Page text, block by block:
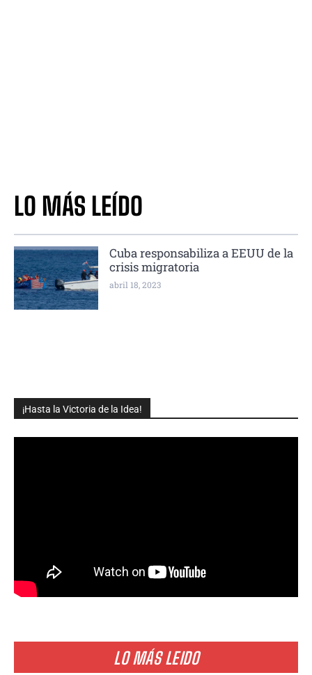
¡Hasta la Victoria de la Idea!
LO MÁS LEIDO
LO MÁS LEÍDO
Cuba responsabiliza a EEUU de la
crisis migratoria
abril 18, 2023